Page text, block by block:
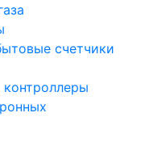
счетчики